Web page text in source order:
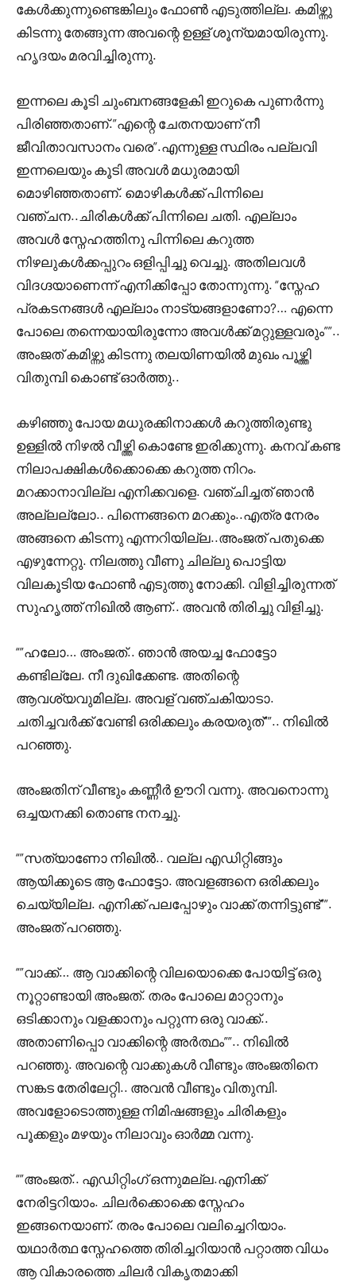
കേൾക്കുന്നുണ്ടെങ്കിലും ഫോൺ എടുത്തില്ല. കമിഴ്ന്നു
കിടന്നു തേങ്ങുന്ന അവന്റെ ഉള്ള് ശൂന്യമായിരുന്നു.
ഹൃദയം മരവിച്ചിരുന്നു.
ഇന്നലെ കൂടി ചുംബനങ്ങളേകി ഇറുകെ പുണർന്നു
പിരിഞ്ഞതാണ്.”എന്റെ ചേതനയാണ് നീ
ജീവിതാവസാനം വരെ”.എന്നുള്ള സ്ഥിരം പല്ലവി
ഇന്നലെയും കൂടി അവൾ മധുരമായി
മൊഴിഞ്ഞതാണ്. മൊഴികൾക്ക് പിന്നിലെ
വഞ്ചന..ചിരികൾക്ക് പിന്നിലെ ചതി. എല്ലാം
അവൾ സ്നേഹത്തിനു പിന്നിലെ കറുത്ത
നിഴലുകൾക്കപ്പുറം ഒളിപ്പിച്ചു വെച്ചു. അതിലവൾ
വിദഗ്ദയാണെന്ന് എനിക്കിപ്പോ തോന്നുന്നു. “സ്നേഹ
പ്രകടനങ്ങൾ എല്ലാം നാട്യങ്ങളാണോ?… എന്നെ
പോലെ തന്നെയായിരുന്നോ അവൾക്ക് മറ്റുള്ളവരും””..
അംജത് കമിഴ്ന്നു കിടന്നു തലയിണയിൽ മുഖം പൂഴ്ത്തി
വിതുമ്പി കൊണ്ട് ഓർത്തു..
കഴിഞ്ഞു പോയ മധുരക്കിനാക്കൾ കറുത്തിരുണ്ടു
ഉള്ളിൽ നിഴൽ വീഴ്ത്തി കൊണ്ടേ ഇരിക്കുന്നു. കനവ് കണ്ട
നിലാപക്ഷികൾക്കൊക്കെ കറുത്ത നിറം.
മറക്കാനാവില്ല എനിക്കവളെ. വഞ്ചിച്ചത് ഞാൻ
അല്ലല്ലോ.. പിന്നെങ്ങനെ മറക്കും..എത്ര നേരം
അങ്ങനെ കിടന്നു എന്നറിയില്ല..അംജത് പതുക്കെ
എഴുന്നേറ്റു. നിലത്തു വീണു ചില്ലു പൊട്ടിയ
വിലകൂടിയ ഫോൺ എടുത്തു നോക്കി. വിളിച്ചിരുന്നത്
സുഹൃത്ത് നിഖിൽ ആണ്.. അവൻ തിരിച്ചു വിളിച്ചു.
“”ഹലോ… അംജത്.. ഞാൻ അയച്ച ഫോട്ടോ
കണ്ടില്ലേ. നീ ദുഖിക്കേണ്ട. അതിന്റെ
ആവശ്യവുമില്ല. അവള് വഞ്ചകിയാടാ.
ചതിച്ചവർക്ക് വേണ്ടി ഒരിക്കലും കരയരുത്””.. നിഖിൽ
പറഞ്ഞു.
അംജതിന് വീണ്ടും കണ്ണീർ ഊറി വന്നു. അവനൊന്നു
ഒച്ചയനക്കി തൊണ്ട നനച്ചു.
“”സത്യാണോ നിഖിൽ.. വല്ല എഡിറ്റിങ്ങും
ആയിക്കൂടെ ആ ഫോട്ടോ. അവളങ്ങനെ ഒരിക്കലും
ചെയ്യില്ല. എനിക്ക് പലപ്പോഴും വാക്ക് തന്നിട്ടുണ്ട്””.
അംജത് പറഞ്ഞു.
“”വാക്ക്… ആ വാക്കിന്റെ വിലയൊക്കെ പോയിട്ട് ഒരു
നൂറ്റാണ്ടായി അംജത്. തരം പോലെ മാറ്റാനും
ഒടിക്കാനും വളക്കാനും പറ്റുന്ന ഒരു വാക്ക്..
അതാണിപ്പൊ വാക്കിന്റെ അർത്ഥം””.. നിഖിൽ
പറഞ്ഞു. അവന്റെ വാക്കുകൾ വീണ്ടും അംജതിനെ
സങ്കട തേരിലേറ്റി.. അവൻ വീണ്ടും വിതുമ്പി.
അവളോടൊത്തുള്ള നിമിഷങ്ങളും ചിരികളും
പൂക്കളും മഴയും നിലാവും ഓർമ്മ വന്നു.
“”അംജത്.. എഡിറ്റിംഗ് ഒന്നുമല്ല.എനിക്ക്
നേരിട്ടറിയാം. ചിലർക്കൊക്കെ സ്നേഹം
ഇങ്ങനെയാണ്. തരം പോലെ വലിച്ചെറിയാം.
യഥാർത്ഥ സ്നേഹത്തെ തിരിച്ചറിയാൻ പറ്റാത്ത വിധം
ആ വികാരത്തെ ചിലർ വികൃതമാക്കി